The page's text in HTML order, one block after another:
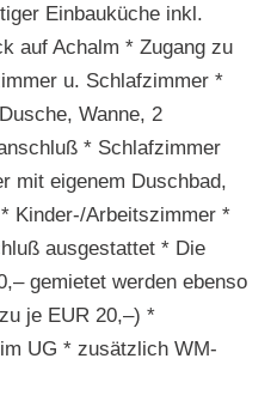
Einbauküche inkl.
auf Achalm * Zugang zu
u. Schlafzimmer *
Wanne, 2
* Schlafzimmer
mit eigenem Duschbad,
Kinder-/Arbeitszimmer *
ausgestattet * Die
gemietet werden ebenso
je EUR 20,–) *
UG * zusätzlich WM-